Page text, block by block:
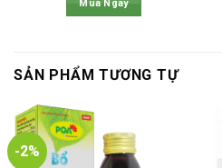
127,000 VNĐ.
Mua Ngay
SẢN PHẨM TƯƠNG TỰ
-2%